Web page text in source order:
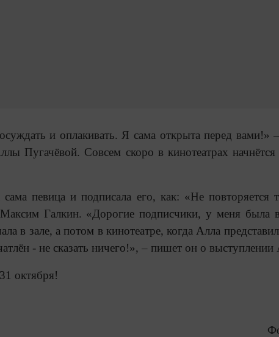
и оплакивать. Я сама открыта перед вами!»
Пугачёвой. Совсем скоро в кинотеатрах начнётся
певица и подписала его, как: «Не повторяется
Галкин. «Дорогие подписчики, у меня была
в зале, а потом в кинотеатре, когда Алла
- не сказать ничего!», – пишет он о выступлении
октября!